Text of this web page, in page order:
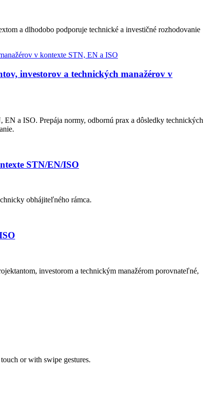
a dlhodobo podporuje technické a investičné rozhodovanie
investorov a technických manažérov v
a ISO. Prepája normy, odbornú prax a dôsledky technických
STN/EN/ISO
obhájiteľného rámca.
investorom a technickým manažérom porovnateľné,
or with swipe gestures.